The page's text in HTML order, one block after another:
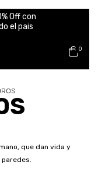
Off con
el pais
0
que dan vida y